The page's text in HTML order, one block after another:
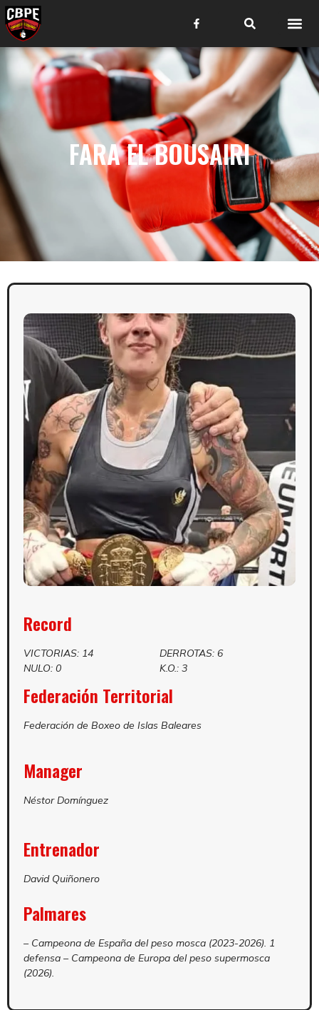
FARA EL BOUSAIRI
Record
VICTORIAS: 14
DERROTAS: 6
NULO: 0
K.O.: 3
Federación Territorial
Federación de Boxeo de Islas Baleares
Manager
Néstor Domínguez
Entrenador
David Quiñonero
Palmares
– Campeona de España del peso mosca (2023-2026). 1
defensa – Campeona de Europa del peso supermosca
(2026).